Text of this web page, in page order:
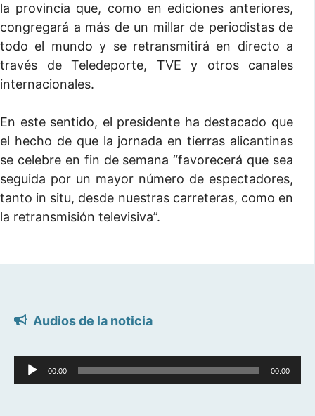
la provincia que, como en ediciones anteriores,
congregará a más de un millar de periodistas de
todo el mundo y se retransmitirá en directo a
través de Teledeporte, TVE y otros canales
internacionales.
En este sentido, el presidente ha destacado que
el hecho de que la jornada en tierras alicantinas
se celebre en fin de semana “favorecerá que sea
seguida por un mayor número de espectadores,
tanto in situ, desde nuestras carreteras, como en
la retransmisión televisiva”.
Audios de la noticia
Reproductor
de
00:00 00:00